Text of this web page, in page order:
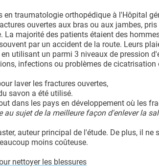
en traumatologie orthopédique à l'Hôpital
ouvertes aux bras ou aux jambes, pris
La majorité des patients étaient des
par un accident de la route. Leurs
utilisant un parmi 3 niveaux de pression
infections ou problèmes de cicatrisation
laver les fractures ouvertes,
savon a été utilisé.
dans les pays en développement où les
sujet de la meilleure façon d'enlever la
auteur principal de l'étude. De plus, il ne
moins coûteuse.
nettoyer les blessures